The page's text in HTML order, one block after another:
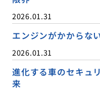
2026.01.31
エンジンがかからな
2026.01.31
進化する車のセキュ
来